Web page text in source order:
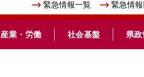
緊急情報一覧 緊急情
産業・労働 社会基盤 県政